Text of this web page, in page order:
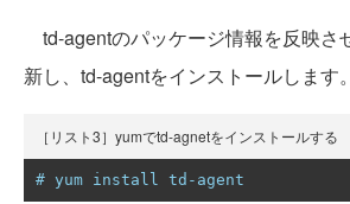
td-agentのパッケージ情報を反映さ
新し、td-agentをインストールします。
［リスト3］yumでtd-agnetをインストールする
# yum install td-agent